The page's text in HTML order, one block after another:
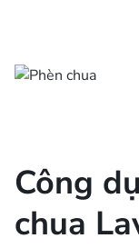
Công
chua